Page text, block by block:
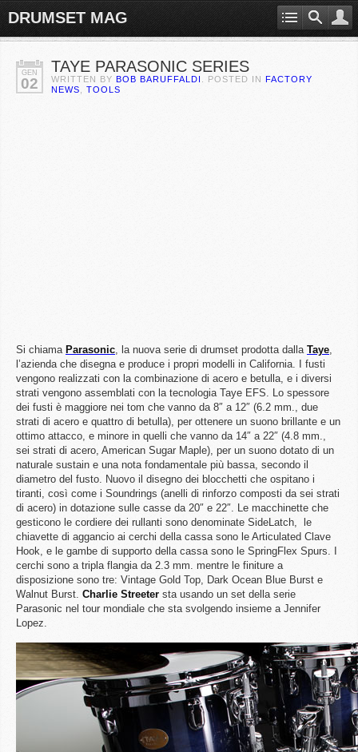
DRUMSET MAG
GEN
02
TAYE PARASONIC SERIES
WRITTEN BY BOB BARUFFALDI . POSTED IN FACTORY
NEWS
TOOLS
Si chiama Parasonic, la nuova serie di drumset prodotta dalla Taye,
l’azienda che disegna e produce i propri modelli in California. I fusti
vengono realizzati con la combinazione di acero e betulla, e i diversi
strati vengono assemblati con la tecnologia Taye EFS. Lo spessore
dei fusti è maggiore nei tom che vanno da 8″ a 12″ (6.2 mm., due
strati di acero e quattro di betulla), per ottenere un suono brillante e un
ottimo attacco, e minore in quelli che vanno da 14″ a 22″ (4.8 mm.,
sei strati di acero, American Sugar Maple), per un suono dotato di un
naturale sustain e una nota fondamentale più bassa, secondo il
diametro del fusto. Nuovo il disegno dei blocchetti che ospitano i
tiranti, così come i Soundrings (anelli di rinforzo composti da sei strati
di acero) in dotazione sulle casse da 20″ e 22″. Le macchinette che
gesticono le cordiere dei rullanti sono denominate SideLatch, le
chiavette di aggancio ai cerchi della cassa sono le Articulated Clave
Hook, e le gambe di supporto della cassa sono le SpringFlex Spurs. I
cerchi sono a tripla flangia da 2.3 mm. mentre le finiture a
disposizione sono tre: Vintage Gold Top, Dark Ocean Blue Burst e
Walnut Burst. Charlie Streeter sta usando un set della serie
Parasonic nel tour mondiale che sta svolgendo insieme a Jennifer
Lopez.